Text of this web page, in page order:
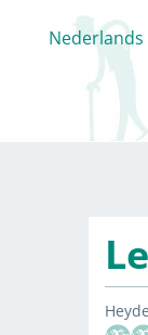
Nederlands